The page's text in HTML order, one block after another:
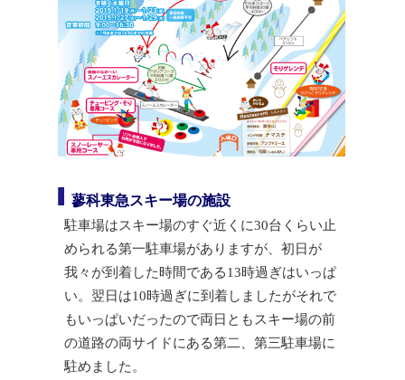
蓼科東急スキー場の施設
駐車場はスキー場のすぐ近くに30台くらい止
められる第一駐車場がありますが、初日が
我々が到着した時間である13時過ぎはいっぱ
い。翌日は10時過ぎに到着しましたがそれで
もいっぱいだったので両日ともスキー場の前
の道路の両サイドにある第二、第三駐車場に
駐めました。